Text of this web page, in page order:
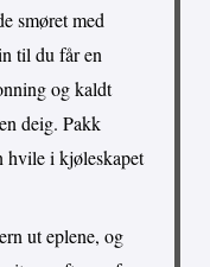
smøret med
til du får en
og kaldt
deig. Pakk
hvile i kjøleskapet
ut eplene, og